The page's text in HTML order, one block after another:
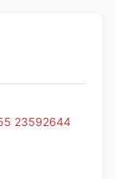
23592644